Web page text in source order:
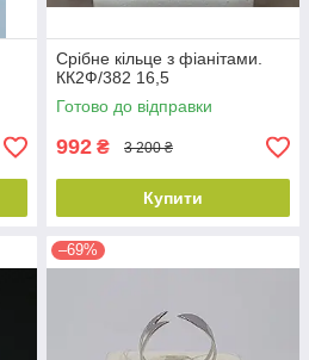
Срібне кільце з фіанітами.
КК2Ф/382 16,5
Готово до відправки
992 ₴ 3 200 ₴
Купити
–69%